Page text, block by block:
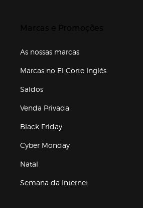
As nossas marcas
Marcas no El Corte Inglés
Saldos
Venda Privada
Black Friday
Cyber Monday
Natal
Semana da Internet